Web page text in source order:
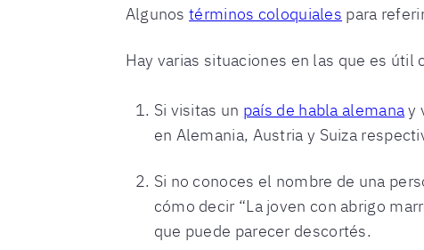
Algunostérminos coloquiales para
Hay varias situaciones en las que es
Si visitas un país de habla alemanay
en Alemania, Austria y Suiza
Si no conoces el nombre de una
cómo decir “La joven con abrigo
que puede parecer descortés.